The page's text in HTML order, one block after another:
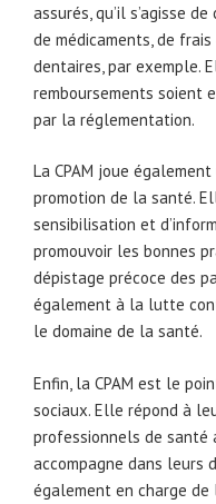
assurés, qu’il s’agisse
de médicaments, de
dentaires, par exemple.
remboursements soient
par la réglementation.
La CPAM joue
promotion de la santé.
sensibilisation et
promouvoir les bonnes
dépistage précoce des
également à la lutte
le domaine de la santé.
Enfin, la CPAM est le
sociaux. Elle répond à
professionnels de santé
accompagne dans leurs
également en charge de